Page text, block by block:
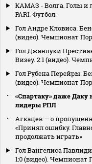
КАМАЗ - Волга. Голы и
PARI. Футбол
Гол Андре Кловиса.
(видео). Чемпионат
Гол Джанлуки
Визеу. 2:1 (видео).
Гол Рубена Перейры.
(видео). Чемпионат
«Спартаку» даже Даку
лидеры РПЛ
Агкацев — о
«Принял ошибку.
продолжать играть»
Гол Вангелиса
1:0 (видео). Чемпионат